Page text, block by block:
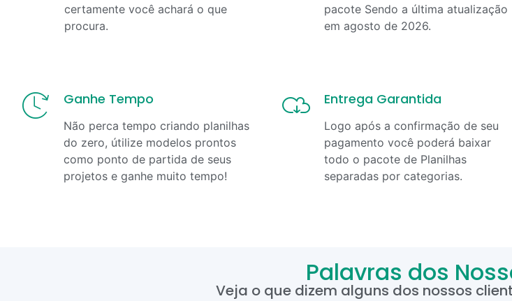
certamente você achará o que
procura.
pacote Sendo a última atualização
em agosto de 2026.
Ganhe Tempo
Não perca tempo criando planilhas
do zero, útilize modelos prontos
como ponto de partida de seus
projetos e ganhe muito tempo!
Entrega Garantida
Logo após a confirmação de seu
pagamento você poderá baixar
todo o pacote de Planilhas
separadas por categorias.
Palavras dos
Veja o que dizem alguns dos nossos